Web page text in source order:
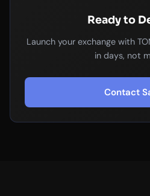
Ready to
Launch your exchange with
in days, not
Contact